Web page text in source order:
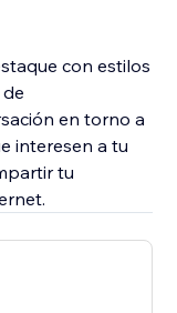
con estilos
en torno a
interesen a tu
tu